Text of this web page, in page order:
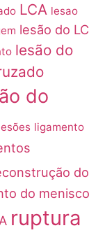
LCA lesao
lesão do
lesão do
do
ligamento
do
do menisco
ruptura